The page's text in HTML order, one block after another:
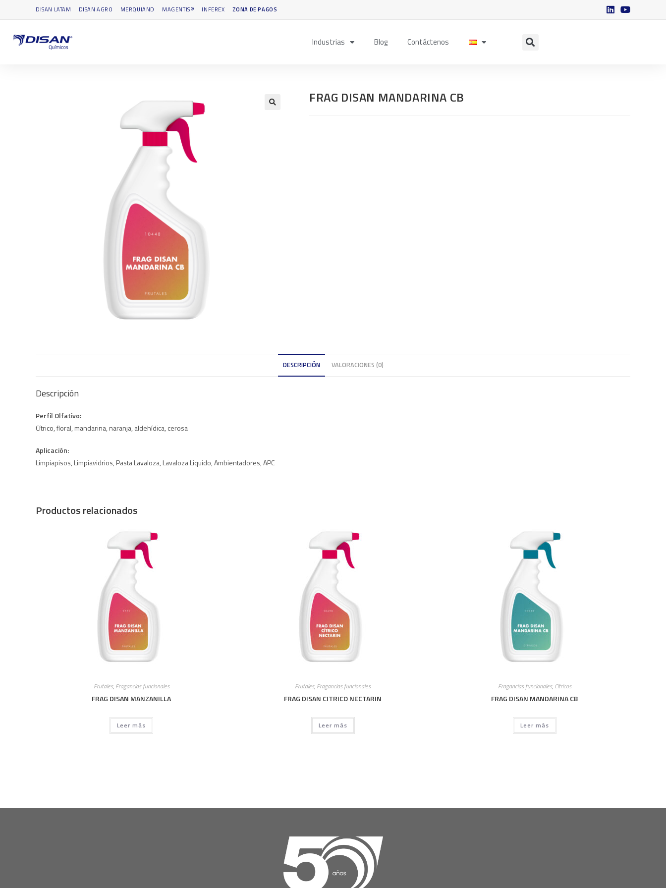
DISAN LATAM DISAN AGRO MERQUIAND MAGENTIS® INFEREX ZONA DE PAGOS
Industrias Blog Contáctenos
FRAG DISAN MANDARINA CB
DESCRIPCIÓN VALORACIONES (0)
Descripción
Perfil Olfativo:
Cítrico, floral, mandarina, naranja, aldehídica, cerosa
Aplicación:
Limpiapisos, Limpiavidrios, Pasta Lavaloza, Lavaloza Liquido, Ambientadores, APC
Productos relacionados
Frutales, Fragancias funcionales
FRAG DISAN MANZANILLA
Leer más
Frutales, Fragancias funcionales
FRAG DISAN CITRICO NECTARIN
Leer más
Fragancias funcionales, Cítricos
FRAG DISAN MANDARINA CB
Leer más